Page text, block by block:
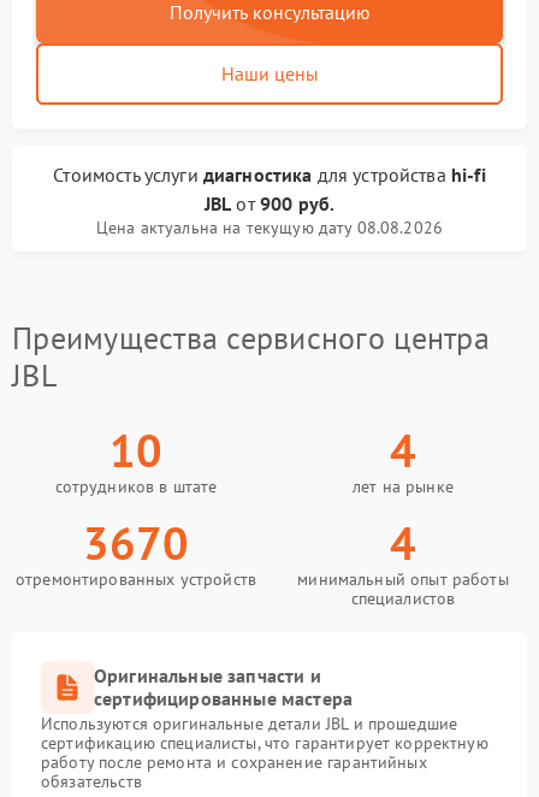
Получить консультацию
Наши цены
Стоимость услуги диагностика для устройства hi-fi
JBL от900 руб.
Цена актуальна на текущую дату 08.08.2026
Преимущества сервисного центра
JBL
10
сотрудников в штате
4
лет на рынке
3670
отремонтированных устройств
4
минимальный опыт работы
специалистов
Оригинальные запчасти и
сертифицированные мастера
Используются оригинальные детали JBL и прошедшие
сертификацию специалисты, что гарантирует корректную
работу после ремонта и сохранение гарантийных
обязательств